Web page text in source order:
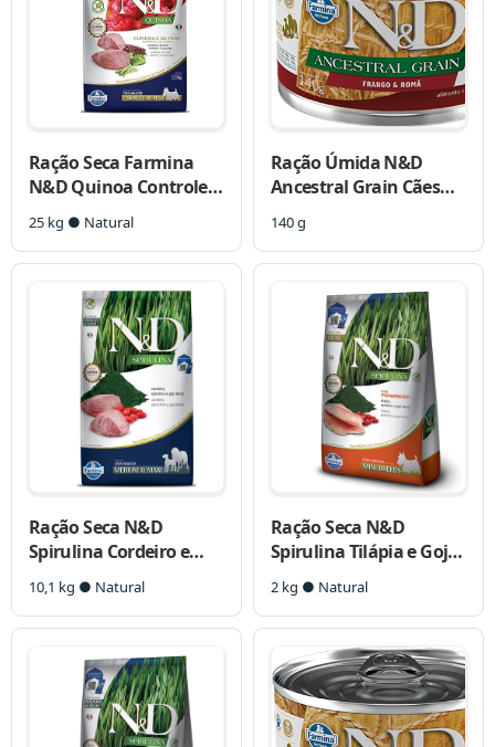
Ração Seca Farmina
N&D Quinoa Controle
de Peso para Cães
Adultos Porte Mini
25 kg ● Natural
Ração Úmida N&D
Ancestral Grain Cães
140 g
Ração Seca N&D
Spirulina Cordeiro e
Goji Berry para Cães
Adultos de Raças
Médias e Grandes
10,1 kg ● Natural
Ração Seca N&D
Spirulina Tilápia e Goji
Berry para Cães Adultos
de Raças Minis
2 kg ● Natural